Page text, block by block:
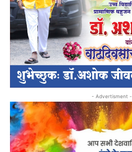
- Advertisment -